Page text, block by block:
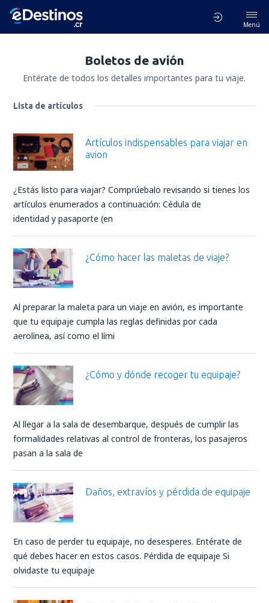
Menú
Boletos de avión
Entérate de todos los detalles importantes para tu viaje.
Lista de artículos
Artículos indispensables para viajar en
avion
¿Estás listo para viajar? Comprúebalo revisando si tienes los
artículos enumerados a continuación: Cédula de
identidad y pasaporte (en
¿Cómo hacer las maletas de viaje?
Al preparar la maleta para un viaje en avión, es importante
que tu equipaje cumpla las reglas definidas por cada
aerolínea, así como el lími
¿Cómo y dónde recoger tu equipaje?
Al llegar a la sala de desembarque, después de cumplir las
formalidades relativas al control de fronteras, los pasajeros
pasan a la sala de
Daños, extravíos y pérdida de equipaje
En caso de perder tu equipaje, no desesperes. Entérate de
qué debes hacer en estos casos. Pérdida de equipaje Si
olvidaste tu equipaje